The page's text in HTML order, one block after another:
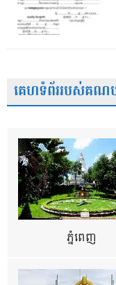
គេហទំព័ររបស់គណបក្
ភ្នំពេញ